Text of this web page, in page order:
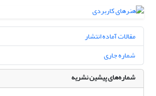
مقالات آماده انتشار
شماره جاری
شماره‌های پیشین نشریه